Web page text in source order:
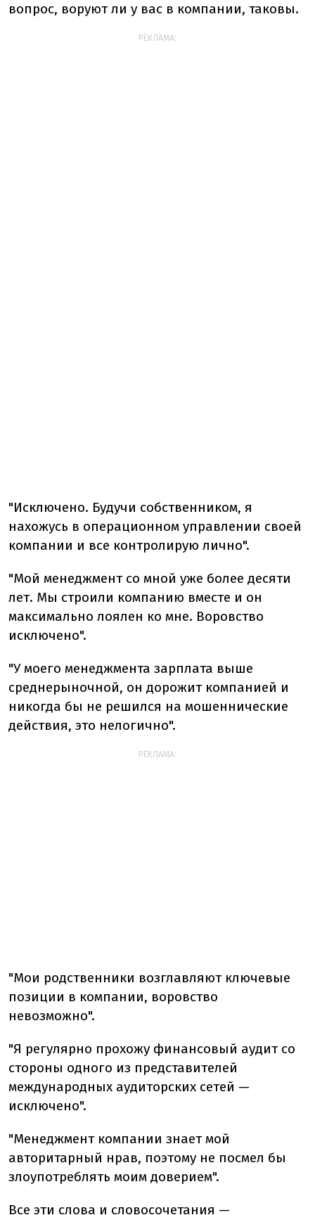
вопрос, воруют ли у вас в компании, таковы.
РЕКЛАМА:
"Исключено. Будучи собственником, я
нахожусь в операционном управлении своей
компании и все контролирую лично".
"Мой менеджмент со мной уже более десяти
лет. Мы строили компанию вместе и он
максимально лоялен ко мне. Воровство
исключено".
"У моего менеджмента зарплата выше
среднерыночной, он дорожит компанией и
никогда бы не решился на мошеннические
действия, это нелогично".
РЕКЛАМА:
"Мои родственники возглавляют ключевые
позиции в компании, воровство
невозможно".
"Я регулярно прохожу финансовый аудит со
стороны одного из представителей
международных аудиторских сетей —
исключено".
"Менеджмент компании знает мой
авторитарный нрав, поэтому не посмел бы
злоупотреблять моим доверием".
Все эти слова и словосочетания —